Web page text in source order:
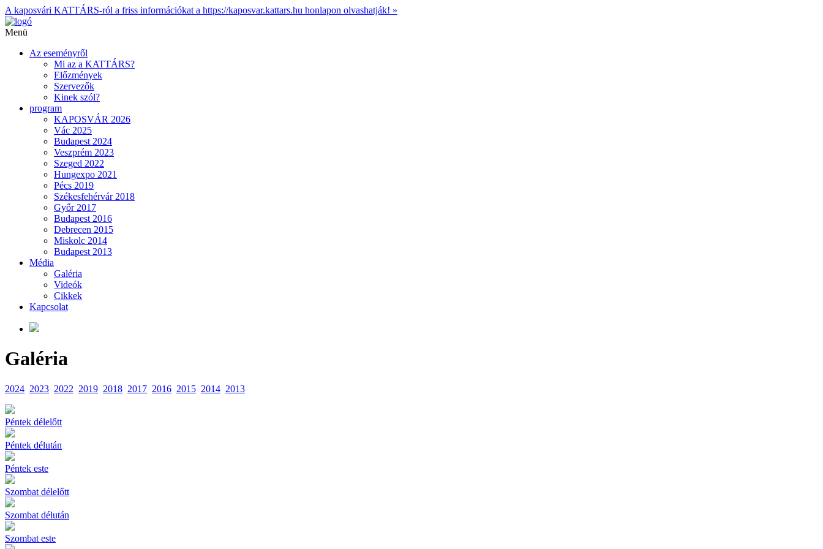
A kaposvári KATTÁRS-ról a friss információkat a https://kaposvar.kattars.hu honlapon olvashatják! »
Menü
Az eseményről
Mi az a KATTÁRS?
Előzmények
Szervezők
Kinek szól?
program
KAPOSVÁR 2026
Vác 2025
Budapest 2024
Veszprém 2023
Szeged 2022
Hungexpo 2021
Pécs 2019
Székesfehérvár 2018
Győr 2017
Budapest 2016
Debrecen 2015
Miskolc 2014
Budapest 2013
Média
Galéria
Videók
Cikkek
Kapcsolat
Galéria
2024 2023 2022 2019 2018 2017 2016 2015 2014 2013
Péntek délelőtt
Péntek délután
Péntek este
Szombat délelőtt
Szombat délután
Szombat este